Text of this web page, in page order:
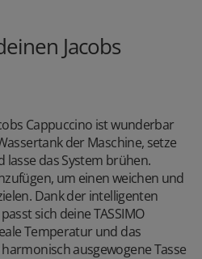
Jacobs
Cappuccino ist wunderbar
der Maschine, setze
lasse das System brühen.
um einen weichen und
Dank der intelligenten
sich deine TASSIMO
Temperatur und das
ausgewogene Tasse